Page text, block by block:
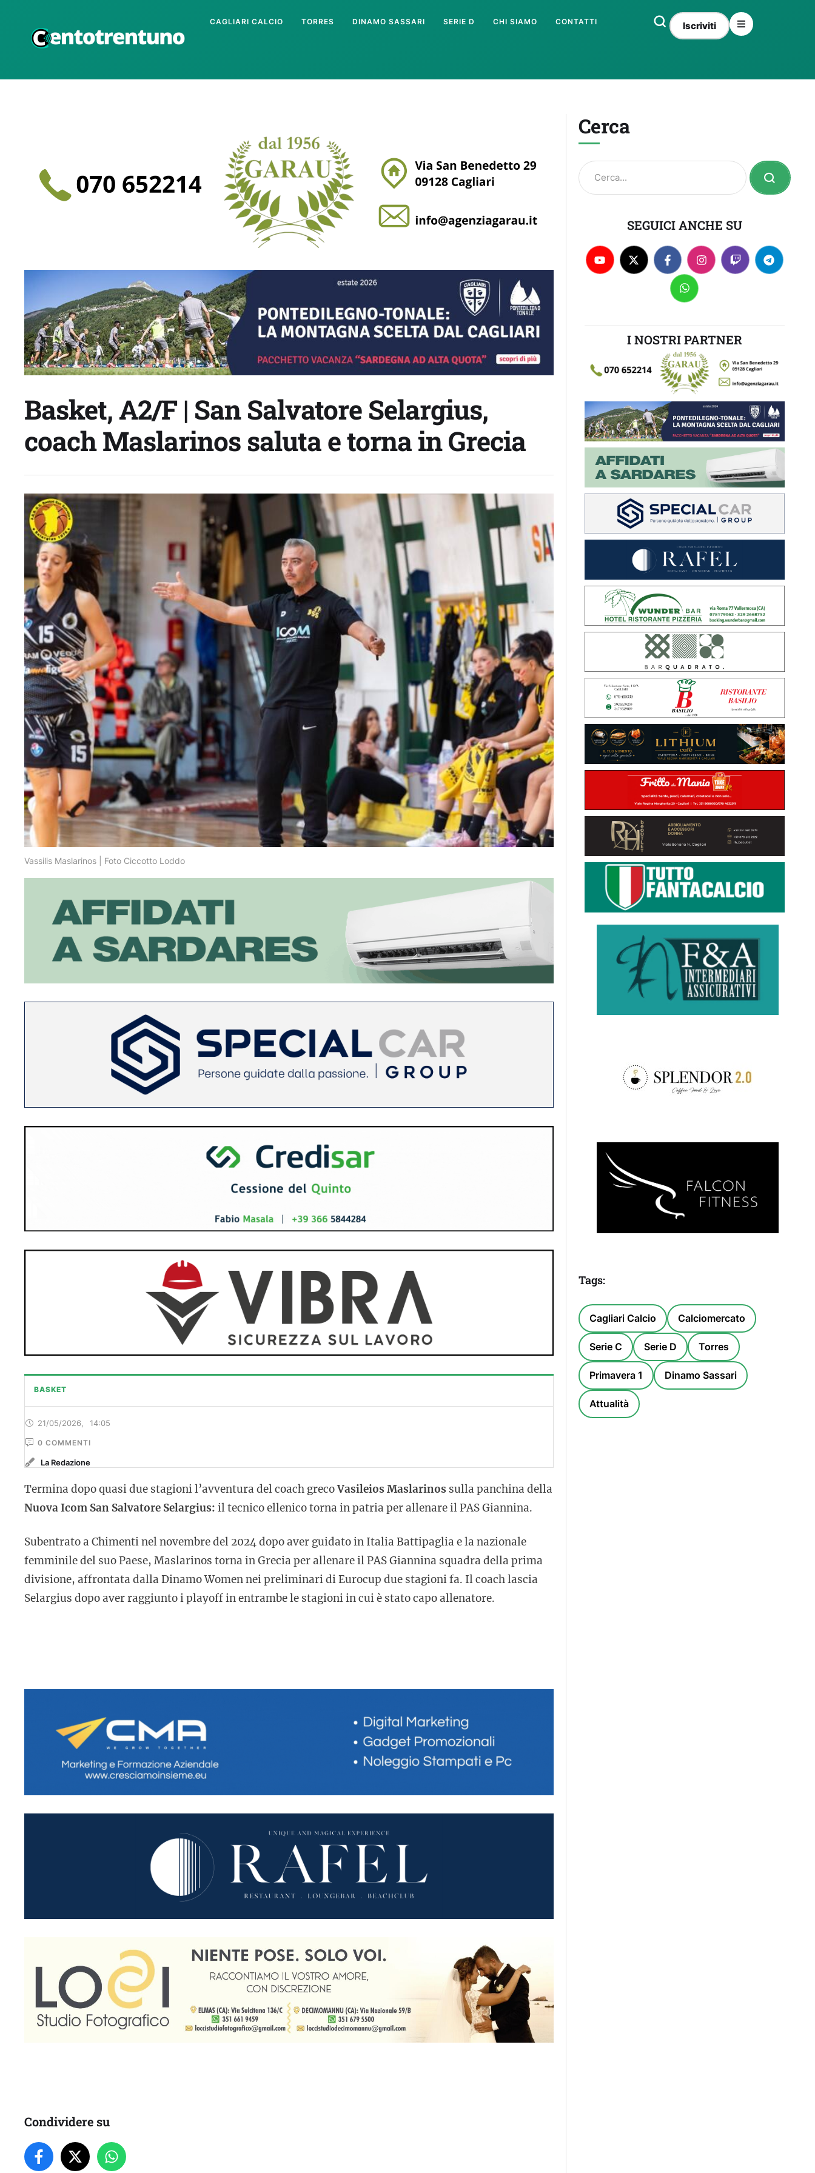
CAGLIARI CALCIO TORRES DINAMO SASSARI SERIE D CHI SIAMO CONTATTI Iscriviti
Basket, A2/F | San Salvatore Selargius,
coach Maslarinos saluta e torna in Grecia
Vassilis Maslarinos | Foto Ciccotto Loddo
BASKET
21/05/2026 14:05
0 COMMENTI
La Redazione
Termina dopo quasi due stagioni l’avventura del coach grecoVasileios Maslarinos sulla panchina della
Nuova Icom San Salvatore Selargius: il tecnico ellenico torna in patria per allenare il PAS Giannina.
Subentrato a Chimenti nel novembre del 2024 dopo aver guidato in Italia Battipaglia e la nazionale
femminile del suo Paese, Maslarinos torna in Grecia per allenare il PAS Giannina squadra della prima
divisione, affrontata dalla Dinamo Women nei preliminari di Eurocup due stagioni fa. Il coach lascia
Selargius dopo aver raggiunto i playoff in entrambe le stagioni in cui è stato capo allenatore.
Condividere su
Cerca
SEGUICI ANCHE SU
I NOSTRI PARTNER
Tags:
Cagliari Calcio Calciomercato
Serie C Serie D Torres
Primavera 1 Dinamo Sassari
Attualità